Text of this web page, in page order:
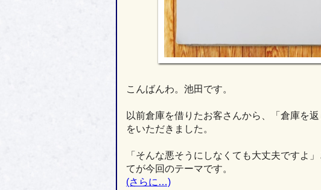
こんばんわ。池田です。
以前倉庫を借りたお客さんから、「倉庫を
をいただきました。
「そんな悪そうにしなくても大丈夫ですよ
てが今回のテーマです。
(さらに…)